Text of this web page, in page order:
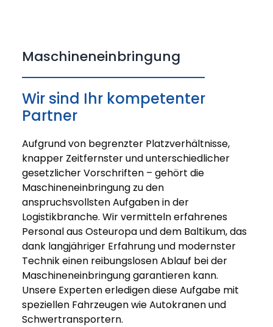
Maschineneinbringung
Wir sind Ihr kompetenter
Partner
Aufgrund von begrenzter Platzverhältnisse,
knapper Zeitfernster und unterschiedlicher
gesetzlicher Vorschriften – gehört die
Maschineneinbringung zu den
anspruchsvollsten Aufgaben in der
Logistikbranche. Wir vermitteln erfahrenes
Personal aus Osteuropa und dem Baltikum, das
dank langjähriger Erfahrung und modernster
Technik einen reibungslosen Ablauf bei der
Maschineneinbringung garantieren kann.
Unsere Experten erledigen diese Aufgabe mit
speziellen Fahrzeugen wie Autokranen und
Schwertransportern.